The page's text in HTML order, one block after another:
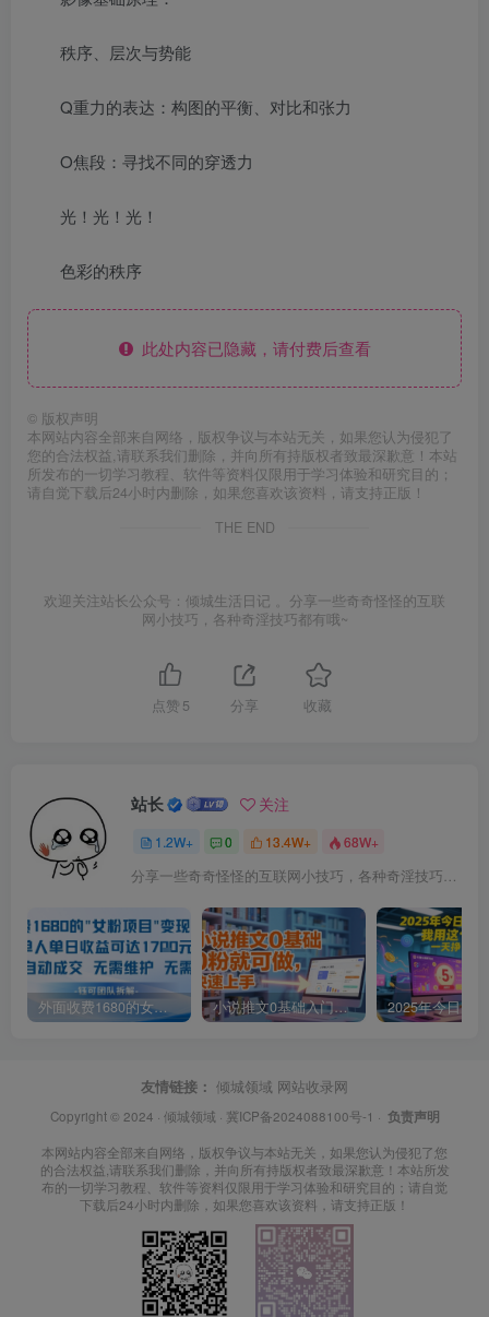
秩序、层次与势能
Q重力的表达：构图的平衡、对比和张力
O焦段：寻找不同的穿透力
光！光！光！
色彩的秩序
此处内容已隐藏，请付费后查看
© 版权声明
本网站内容全部来自网络，版权争议与本站无关，如果您认为侵犯了
您的合法权益,请联系我们删除，并向所有持版权者致最深歉意！本站
所发布的一切学习教程、软件等资料仅限用于学习体验和研究目的；
请自觉下载后24小时内删除，如果您喜欢该资料，请支持正版！
THE END
欢迎关注站长公众号：倾城生活日记 。分享一些奇奇怪怪的互联
网小技巧，各种奇淫技巧都有哦~
点赞 5 分享 收藏
站长 关注
1.2W+ 0 13.4W+ 68W+
外面收费1680的女粉项目变现，单人单日收益可达1.7k，全自动成交无需维护 小说推文0基础入门教程，0粉就可做，快速上手
友情链接： 倾城领域 网站收录网
Copyright © 2024 · 倾城领域 · 冀ICP备2024088100号-1 · 负责声明
本网站内容全部来自网络，版权争议与本站无关，如果您认为侵犯了您
的合法权益,请联系我们删除，并向所有持版权者致最深歉意！本站所发
布的一切学习教程、软件等资料仅限用于学习体验和研究目的；请自觉
下载后24小时内删除，如果您喜欢该资料，请支持正版！